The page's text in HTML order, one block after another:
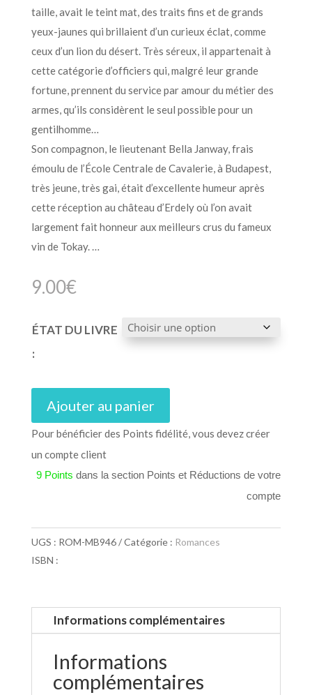
taille, avait le teint mat, des traits fins et de grands
yeux-jaunes qui brillaient d’un curieux éclat, comme
ceux d’un lion du désert. Très séreux, il appartenait à
cette catégorie d’officiers qui, malgré leur grande
fortune, prennent du service par amour du métier des
armes, qu’ils considèrent le seul possible pour un
gentilhomme…
Son compagnon, le lieutenant Bella Janway, frais
émoulu de l’École Centrale de Cavalerie, à Budapest,
très jeune, très gai, était d’excellente humeur après
cette réception au château d’Erdely où l’on avait
largement fait honneur aux meilleurs crus du fameux
vin de Tokay. …
9.00€
ÉTAT DU LIVRE
:
Ajouter au panier
Pour bénéficier des Points fidélité, vous devez créer
un compte client
9 Points dans la section Points et Réductions de votre
compte
UGS : ROM-MB946 Catégorie : Romances
ISBN :
Informations complémentaires
Informations
complémentaires